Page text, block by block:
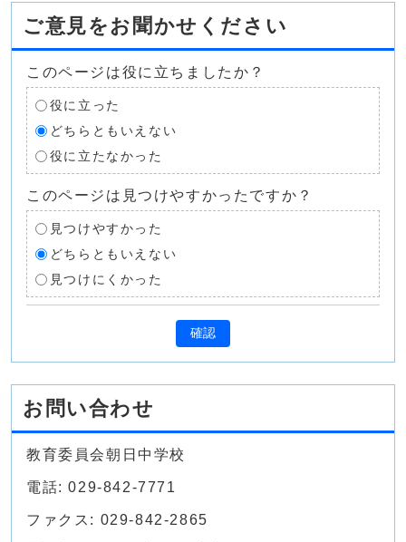
ご意見をお聞かせください
このページは役に立ちましたか？
役に立った
どちらともいえない
役に立たなかった
このページは見つけやすかったですか？
見つけやすかった
どちらともいえない
見つけにくかった
確認
お問い合わせ
教育委員会朝日中学校
電話: 029-842-7771
ファクス: 029-842-2865